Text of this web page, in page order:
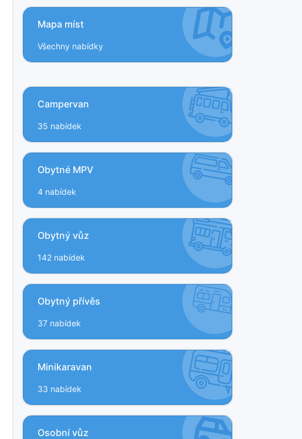
Mapa míst
Všechny nabídky
Campervan
35 nabídek
Obytné MPV
4 nabídek
Obytný vůz
142 nabídek
Obytný přívěs
37 nabídek
Minikaravan
33 nabídek
Osobní vůz